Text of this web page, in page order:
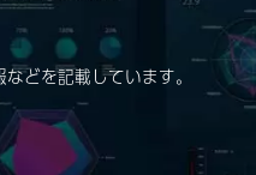
どを記載しています。